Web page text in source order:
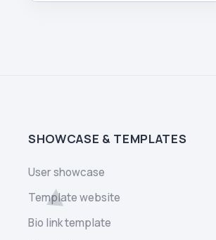
SHOWCASE & TEMPLATES
User showcase
Template website
Bio link template